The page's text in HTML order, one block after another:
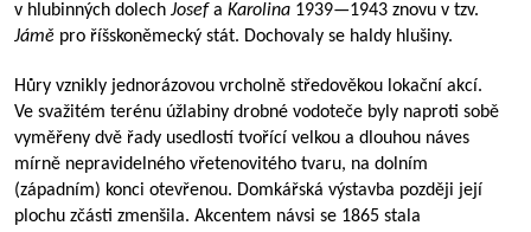
v hlubinných dolech Josef a Karolina 1939—1943 znovu v tzv.
Jámě pro říšskoněmecký stát. Dochovaly se haldy hlušiny.
Hůry vznikly jednorázovou vrcholně středověkou lokační akcí.
Ve svažitém terénu úžlabiny drobné vodoteče byly naproti sobě
vyměřeny dvě řady usedlostí tvořící velkou a dlouhou náves
mírně nepravidelného vřetenovitého tvaru, na dolním
(západním) konci otevřenou. Domkářská výstavba později její
plochu zčásti zmenšila. Akcentem návsi se 1865 stala